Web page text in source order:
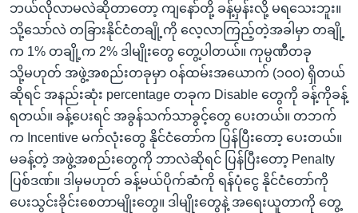
ဘယ်လိုလာမလဲဆိုတာတော့ ကျနော်တို့ ခန့်မှန်းလို့ မရသေးဘူး။
သို့သော်လဲ တခြားနိုင်ငံတချို့ကို လေ့လာကြည့်တဲ့အခါမှာ တချို့
က 1% တချို့က 2% ဒါမျိုးတွေ တွေ့ပါတယ်။ ကုမ္ပဏီတခု
သို့မဟုတ် အဖွဲ့အစည်းတခုမှာ ဝန်ထမ်းအယောက် (၁၀၀) ရှိတယ်
ဆိုရင် အနည်းဆုံး percentage တခုက Disable တွေကို ခန့်ကိုခန့်
ရတယ်။ ခန့်ပေးရင် အခွန်သက်သာခွင့်တွေ ပေးတယ်။ တဘက်
က Incentive မက်လုံးတွေ နိုင်ငံတော်က ပြန်ပြီးတော့ ပေးတယ်။
မခန့်တဲ့ အဖွဲ့အစည်းတွေကို ဘာလဲဆိုရင် ပြန်ပြီးတော့ Penalty
ပြစ်ဒဏ်။ ဒါမှမဟုတ် ခန့်မယ်ပိုက်ဆံကို ရန်ပုံငွေ နိုင်ငံတော်ကို
ပေးသွင်းခိုင်းစေတာမျိုးတွေ။ ဒါမျိုးတွေနဲ့ အရေးယူတာကို တွေ့